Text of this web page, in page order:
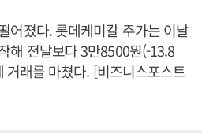
어졌다. 롯데케미칼 주가는 이날
해 전날보다 3만8500원(-13.8
래를 마쳤다. [비즈니스포스트